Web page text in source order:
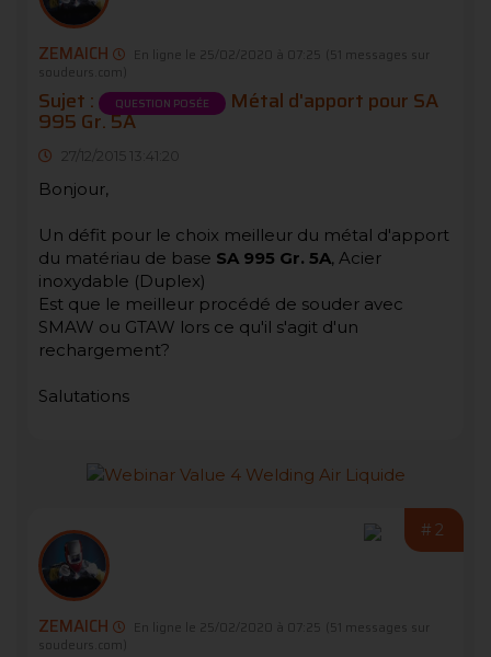
ZEMAICH En ligne le 25/02/2020 à 07:25
(51 messages sur
soudeurs.com)
Sujet : QUESTION POSÉE Métal d'apport pour SA
995 Gr. 5A
27/12/2015 13:41:20
Bonjour,
Un défit pour le choix meilleur du métal d'apport
du matériau de base SA 995 Gr. 5A, Acier
inoxydable (Duplex)
Est que le meilleur procédé de souder avec
SMAW ou GTAW lors ce qu'il s'agit d'un
rechargement?
Salutations
#2
ZEMAICH En ligne le 25/02/2020 à 07:25
(51 messages sur
soudeurs.com)